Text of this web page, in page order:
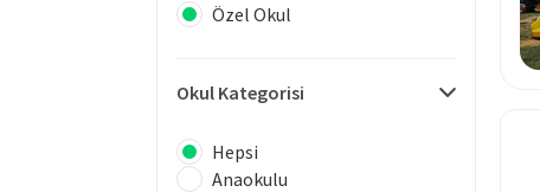
Özel Okul
Okul Kategorisi
Hepsi
Anaokulu